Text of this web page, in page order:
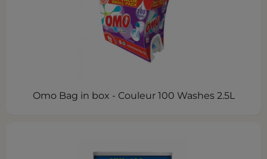
Omo Bag in box - Couleur 100 Washes 2.5L